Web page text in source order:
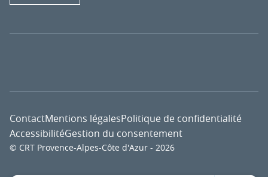
© CRT Provence-Alpes-Côte d'Azur - 2026
ContactMentions légalesPolitique de confidentialité
AccessibilitéGestion du consentement